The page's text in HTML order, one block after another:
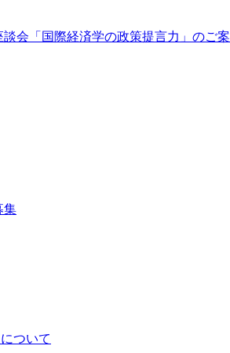
会「国際経済学の政策提言力」のご
集
ついて